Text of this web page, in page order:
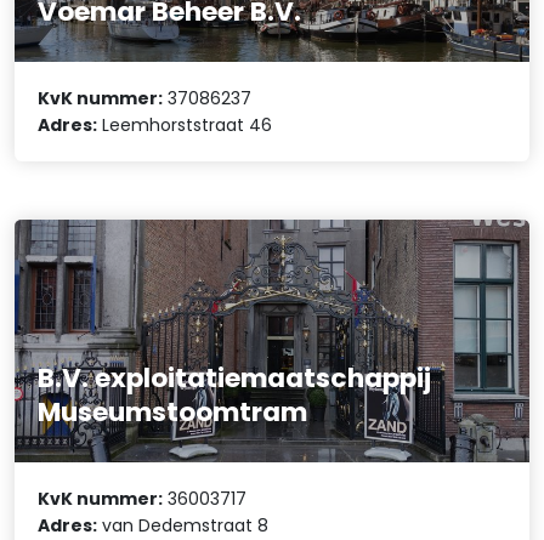
Voemar Beheer B.V.
KvK nummer: 37086237
Adres: Leemhorststraat 46
B.V. exploitatiemaatschappij
Museumstoomtram
KvK nummer: 36003717
Adres: van Dedemstraat 8